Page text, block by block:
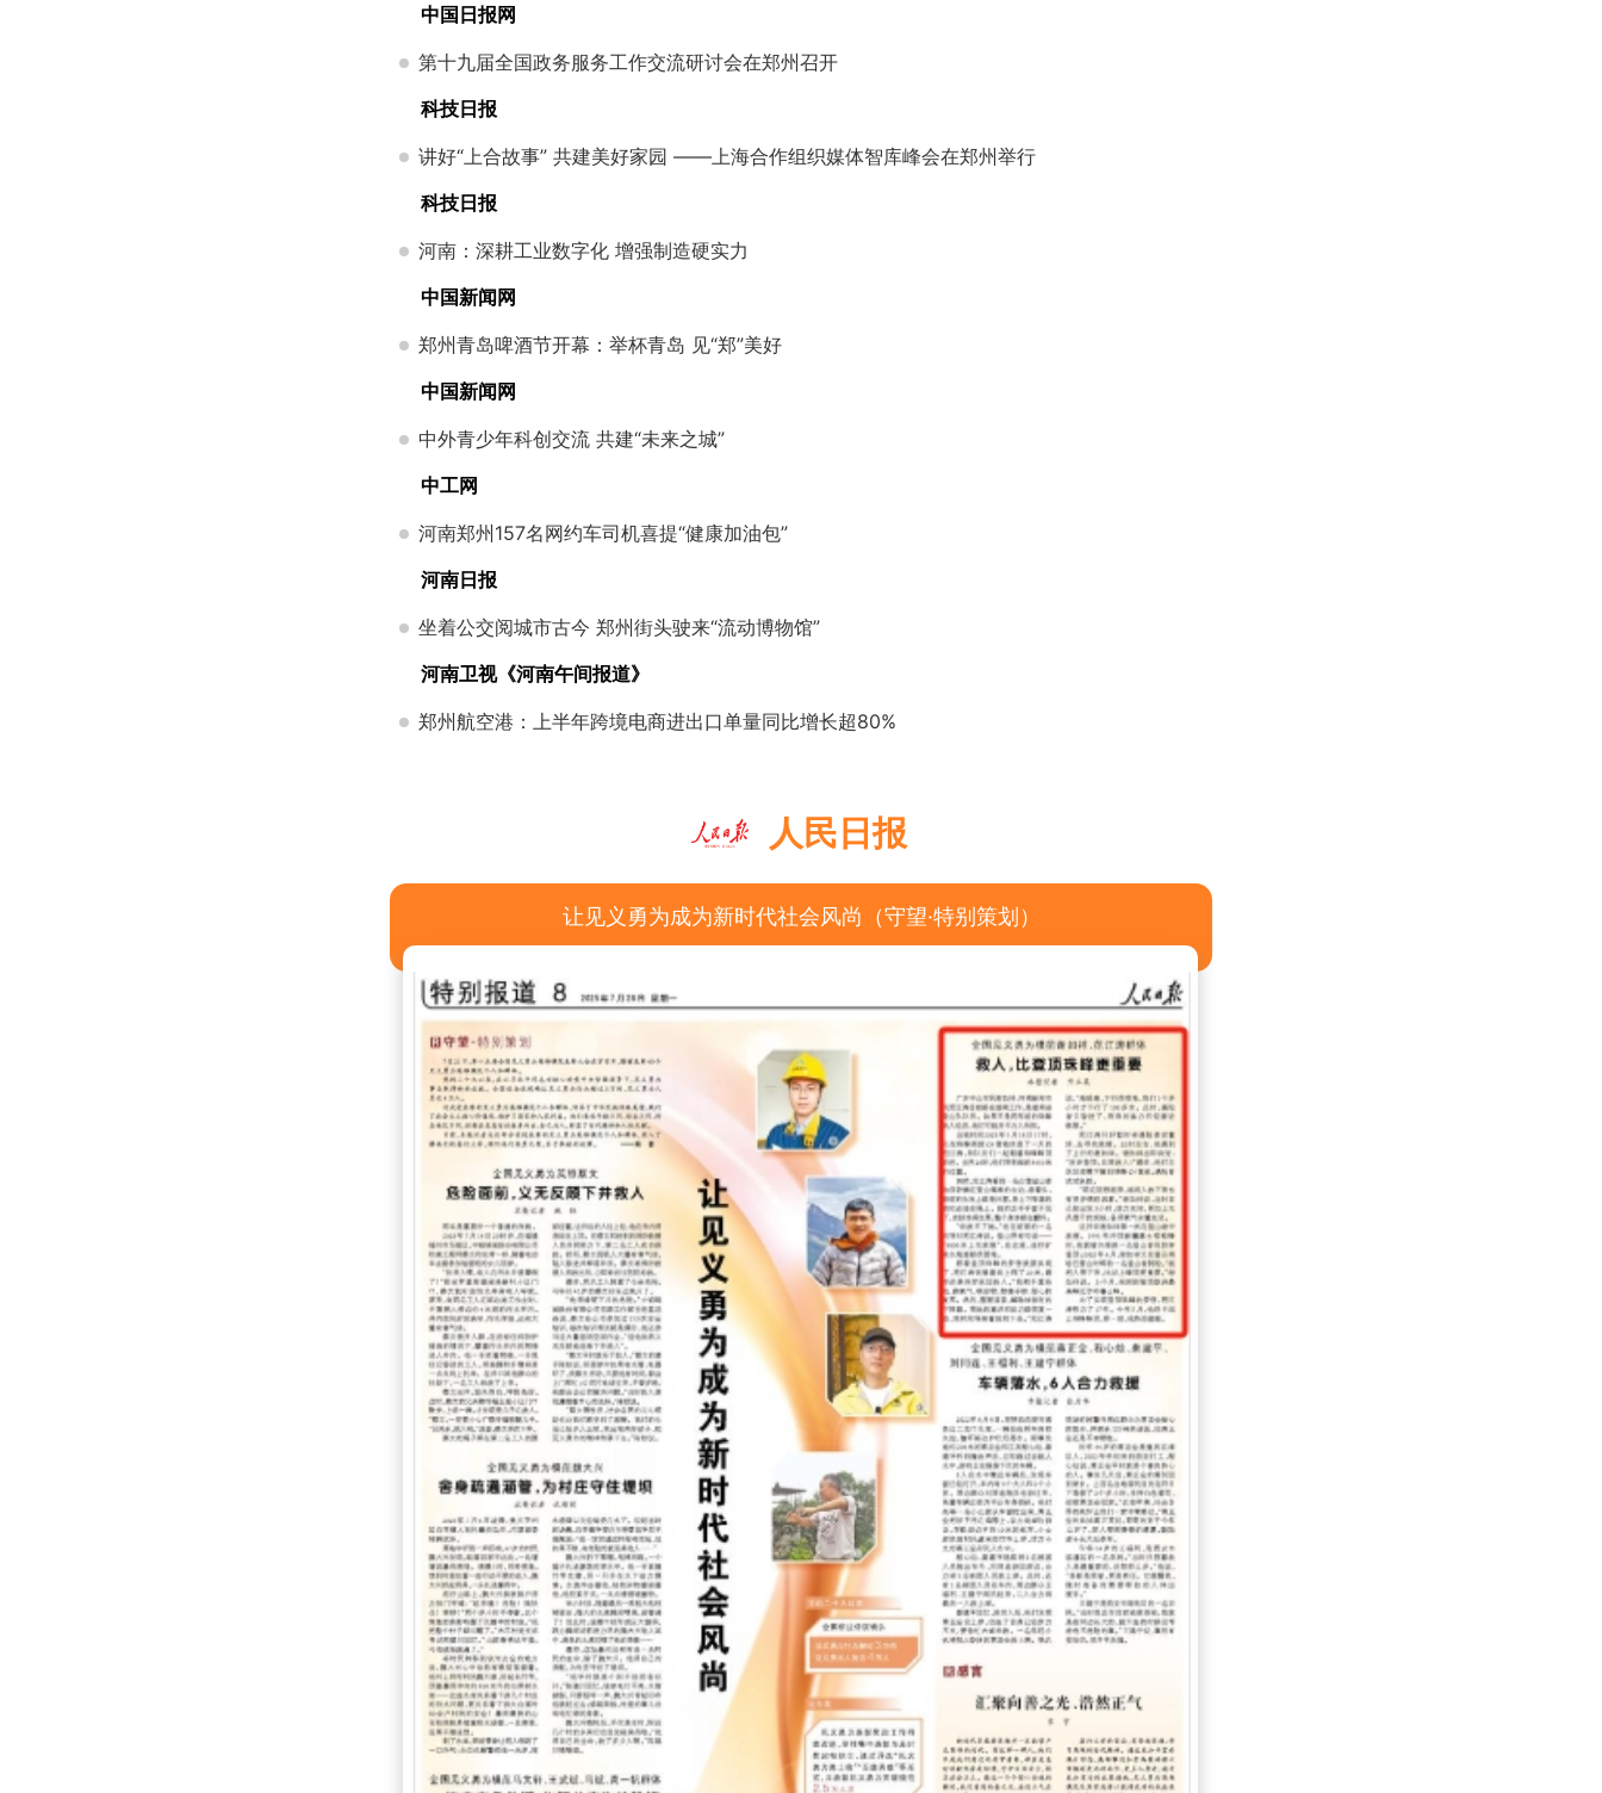
中国日报网
第十九届全国政务服务工作交流研讨会在郑州召开
科技日报
讲好“上合故事” 共建美好家园 ——上海合作组织媒体智库峰会在郑州举行
科技日报
河南：深耕工业数字化 增强制造硬实力
中国新闻网
郑州青岛啤酒节开幕：举杯青岛 见“郑”美好
中国新闻网
中外青少年科创交流 共建“未来之城”
中工网
河南郑州157名网约车司机喜提“健康加油包”
河南日报
坐着公交阅城市古今 郑州街头驶来“流动博物馆”
河南卫视《河南午间报道》
郑州航空港：上半年跨境电商进出口单量同比增长超80%
人民日报
让见义勇为成为新时代社会风尚（守望·特别策划）